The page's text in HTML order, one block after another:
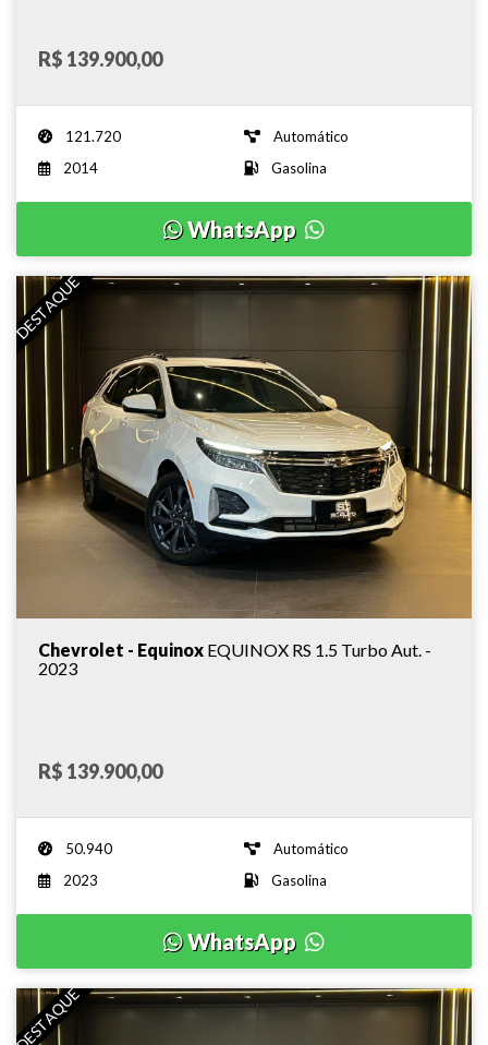
R$ 139.900,00
121.720
Automático
2014
Gasolina
WhatsApp
DESTAQUE
Chevrolet - Equinox EQUINOX RS 1.5 Turbo Aut. -
2023
R$ 139.900,00
50.940
Automático
2023
Gasolina
WhatsApp
DESTAQUE